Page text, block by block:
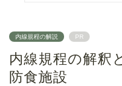
内線規程の解説 PR
内線規程の解釈
防食施設